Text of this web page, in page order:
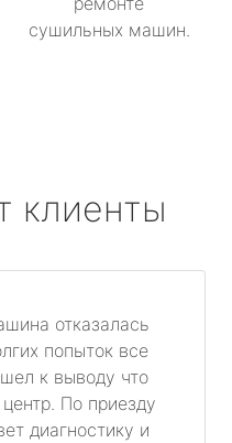
сушильных машин.
клиенты
отказалась
попыток все
к выводу что
По приезду
диагностику и